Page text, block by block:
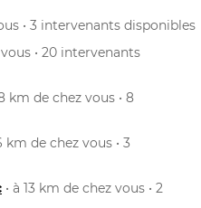
• 3 intervenants disponibles
vous • 20 intervenants
km de chez vous • 8
km de chez vous • 3
• à 13 km de chez vous • 2